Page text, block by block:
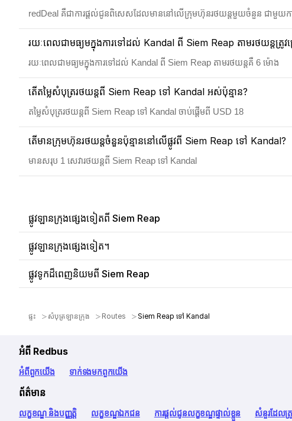
redDeal គឺជាការផ្តល់ជូនពិសេសដែលមាននៅលើក្រុមហ៊ុនរថយន្តមួយចំនួន ជាមួយកា
រយៈពេលជាមធ្យមក្នុងការទៅដល់ Kandal ពី Siem Reap តាមរថយន្តត្រូវប្
រយៈពេលជាមធ្យមក្នុងការទៅដល់ Kandal ពី Siem Reap តាមរថយន្តគឺ 6 ម៉ោង
តើតម្លៃសំបុត្ររថយន្តពី Siem Reap ទៅ Kandal អស់ប៉ុន្មាន?
តម្លៃសំបុត្ររថយន្តពី Siem Reap ទៅ Kandal ចាប់ផ្តើមពី USD 18
តើមានក្រុមហ៊ុនរថយន្តចំនួនប៉ុន្មាននៅលើផ្លូវពី Siem Reap ទៅ Kandal?
មានសរុប 1 សេវារថយន្តពី Siem Reap ទៅ Kandal
ផ្លូវឡានក្រុងផ្សេងទៀតពី Siem Reap
ផ្លូវឡានក្រុងផ្សេងទៀត។
ផ្លូវទូកដ៏ពេញនិយមពី Siem Reap
ផ្ទះ សំបុត្រឡានក្រុង Routes Siem Reap ទៅ Kandal
អំពី Redbus
អំពី​ពួក​យើង ទាក់ទង​មក​ពួក​យើង
ព័ត៌មាន
លក្ខខណ្ឌ និងបញ្ញត្តិ លក្ខខណ្ឌឯកជន ការផ្តល់ជូនលក្ខខណ្ឌផ្ទាល់ខ្លួន សំនួរដែលត្